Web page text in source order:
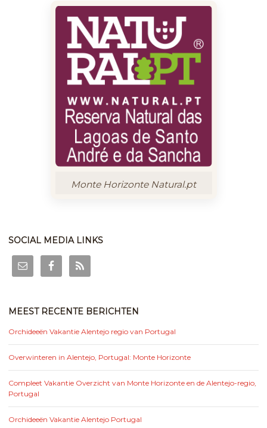
Monte Horizonte Natural.pt
SOCIAL MEDIA LINKS
MEEST RECENTE BERICHTEN
Orchideeën Vakantie Alentejo regio van Portugal
Overwinteren in Alentejo, Portugal: Monte Horizonte
Compleet Vakantie Overzicht van Monte Horizonte en de Alentejo-regio,
Portugal
Orchideeën Vakantie Alentejo Portugal